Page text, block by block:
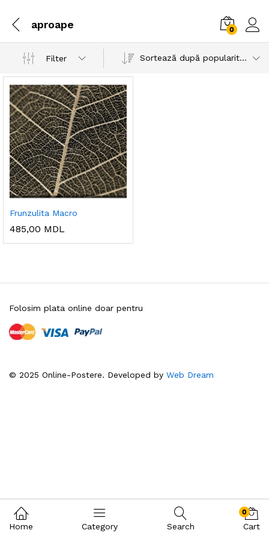
aproape 0
Filter Sortează după popularitatea vânzărilor
Frunzulita Macro
485,00 MDL
© 2025 Online-Postere. Developed by Web Dream
Folosim plata online doar pentru
Home Category Search
0
Cart